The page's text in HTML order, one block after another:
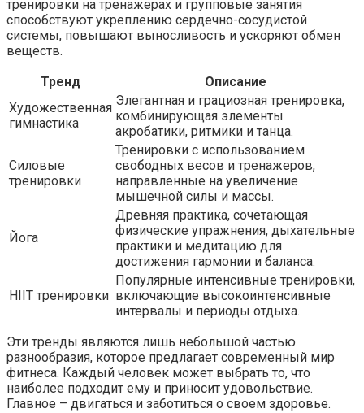
тренировки на тренажерах и групповые занятия
способствуют укреплению сердечно-сосудистой
системы, повышают выносливость и ускоряют обмен
веществ.
Тренд
Описание
Художественная
гимнастика
Элегантная и грациозная тренировка,
комбинирующая элементы
акробатики, ритмики и танца.
Силовые
тренировки
Тренировки с использованием
свободных весов и тренажеров,
направленные на увеличение
мышечной силы и массы.
Йога
Древняя практика, сочетающая
физические упражнения, дыхательные
практики и медитацию для
достижения гармонии и баланса.
HIIT тренировки
Популярные интенсивные тренировки,
включающие высокоинтенсивные
интервалы и периоды отдыха.
Эти тренды являются лишь небольшой частью
разнообразия, которое предлагает современный мир
фитнеса. Каждый человек может выбрать то, что
наиболее подходит ему и приносит удовольствие.
Главное – двигаться и заботиться о своем здоровье.